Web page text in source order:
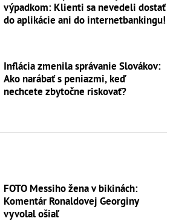
výpadkom: Klienti sa nevedeli dostať
do aplikácie ani do internetbankingu!
Inflácia zmenila správanie Slovákov:
Ako narábať s peniazmi, keď
nechcete zbytočne riskovať?
FOTO Messiho žena v bikinách:
Komentár Ronaldovej Georginy
vyvolal ošiaľ